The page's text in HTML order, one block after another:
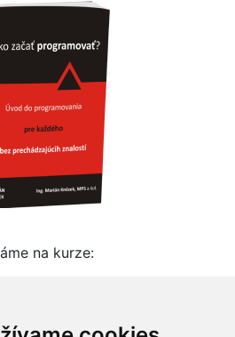
na kurze:
- Tvorba webových stránok od